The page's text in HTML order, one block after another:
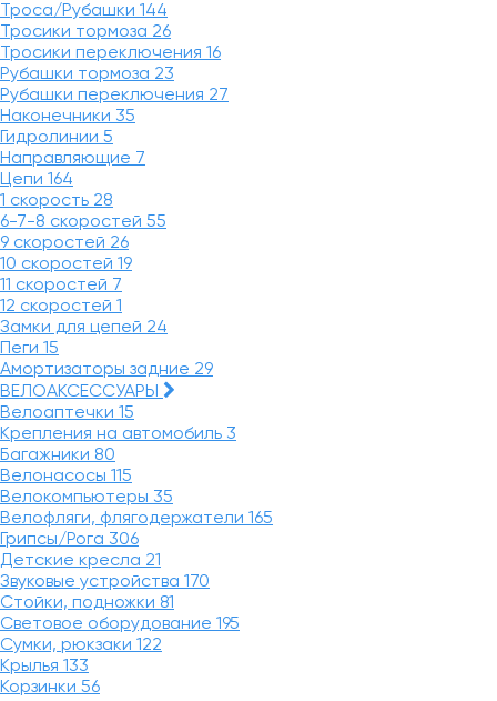
Троса/Рубашки 144
Тросики тормоза 26
Тросики переключения 16
Рубашки тормоза 23
Рубашки переключения 27
Наконечники 35
Гидролинии 5
Направляющие 7
Цепи 164
1 скорость 28
6-7-8 скоростей 55
9 скоростей 26
10 скоростей 19
11 скоростей 7
12 скоростей 1
Замки для цепей 24
Пеги 15
Амортизаторы задние 29
ВЕЛОАКСЕССУАРЫ
Велоаптечки 15
Крепления на автомобиль 3
Багажники 80
Велонасосы 115
Велокомпьютеры 35
Велофляги, флягодержатели 165
Грипсы/Рога 306
Детские кресла 21
Звуковые устройства 170
Стойки, подножки 81
Световое оборудование 195
Сумки, рюкзаки 122
Крылья 133
Корзинки 56